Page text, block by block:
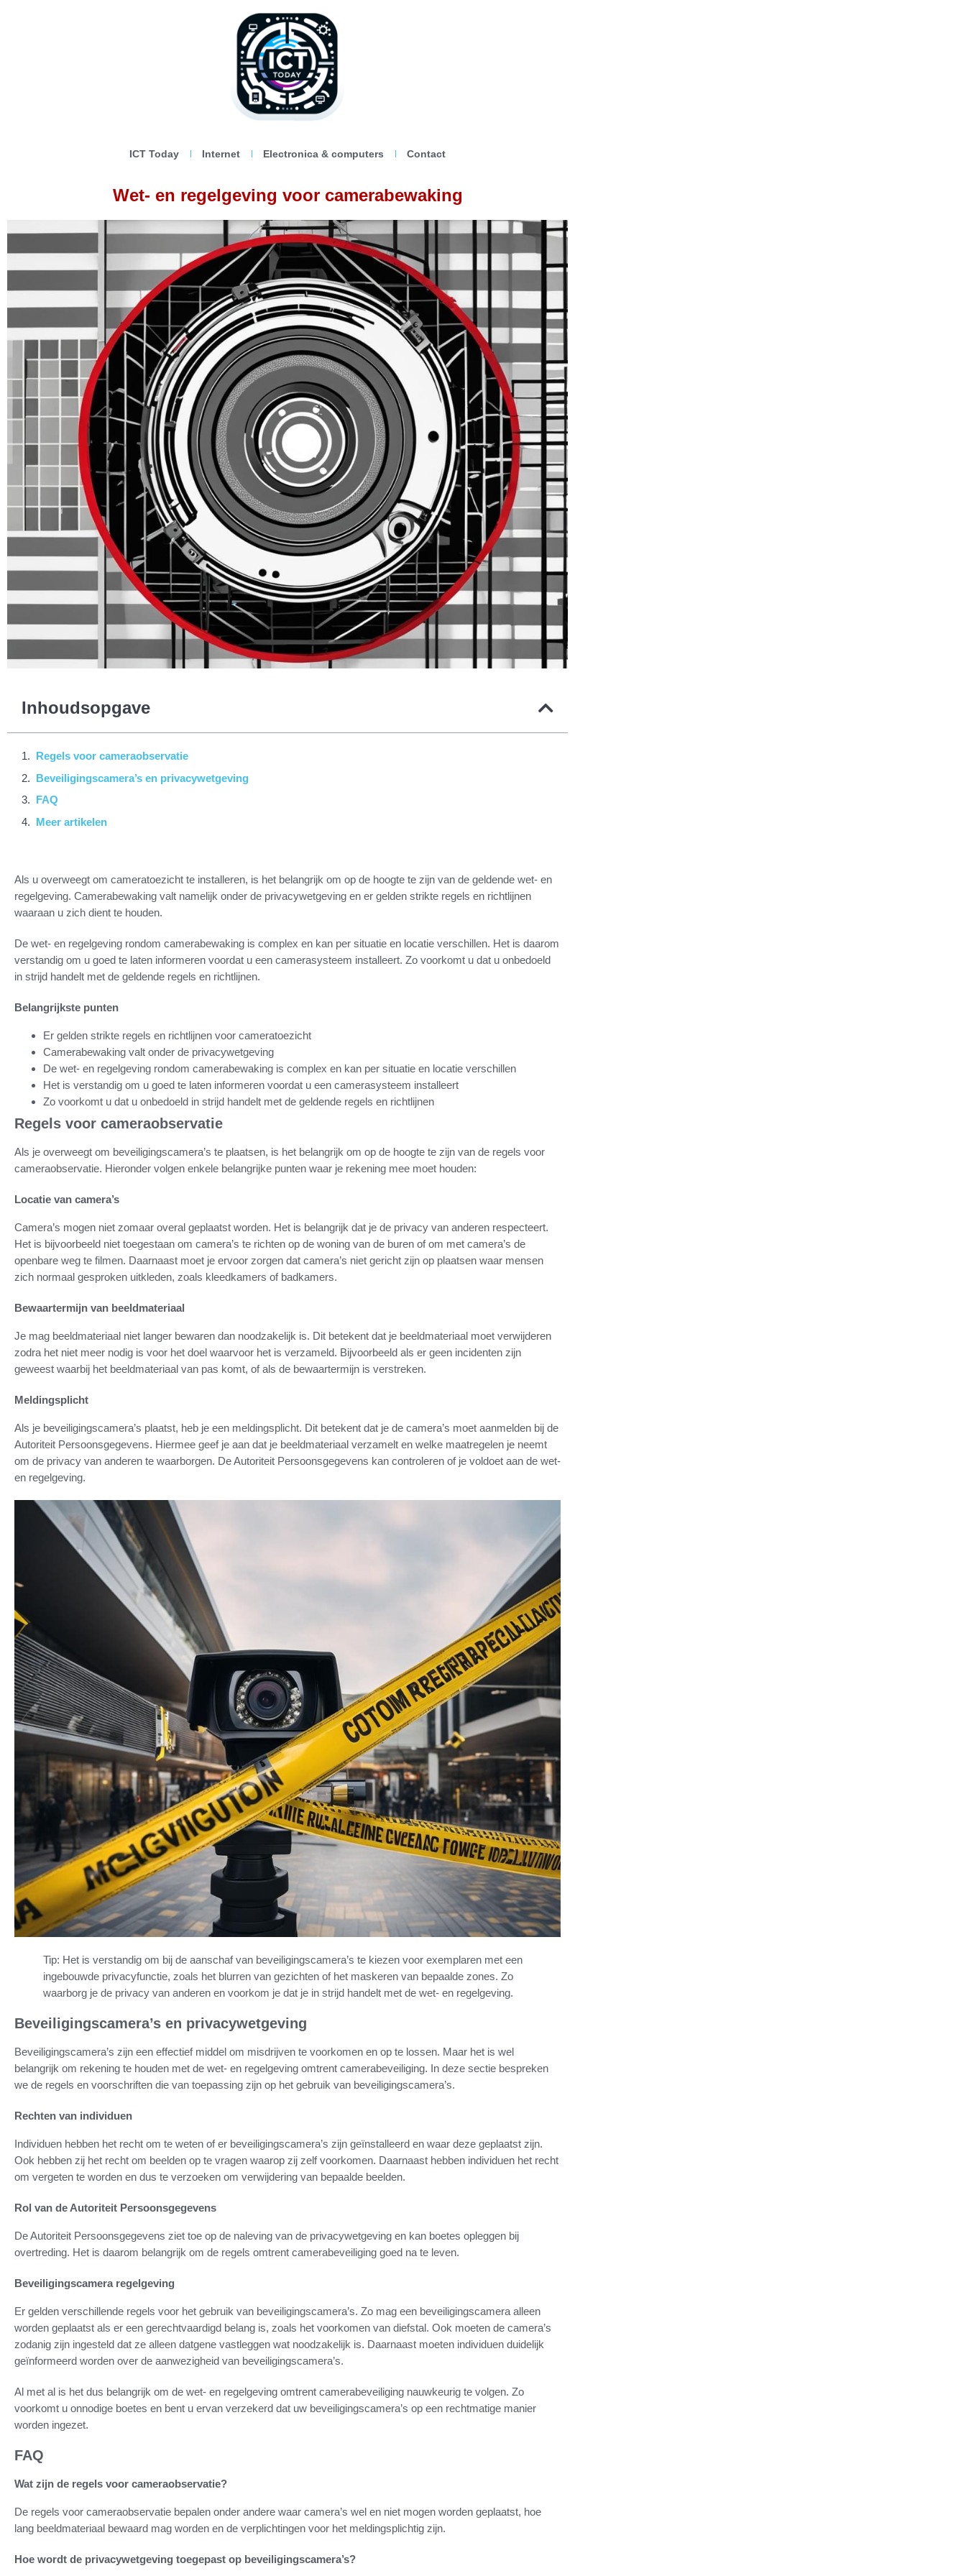
ICT Today Internet Electronica & computers Contact
Wet- en regelgeving voor camerabewaking
Inhoudsopgave
Regels voor cameraobservatie
Beveiligingscamera’s en privacywetgeving
FAQ
Meer artikelen
Als u overweegt om cameratoezicht te installeren, is het belangrijk om op de hoogte te zijn van de geldende wet- en
regelgeving. Camerabewaking valt namelijk onder de privacywetgeving en er gelden strikte regels en richtlijnen
waaraan u zich dient te houden.
De wet- en regelgeving rondom camerabewaking is complex en kan per situatie en locatie verschillen. Het is daarom
verstandig om u goed te laten informeren voordat u een camerasysteem installeert. Zo voorkomt u dat u onbedoeld
in strijd handelt met de geldende regels en richtlijnen.
Belangrijkste punten
Er gelden strikte regels en richtlijnen voor cameratoezicht
Camerabewaking valt onder de privacywetgeving
De wet- en regelgeving rondom camerabewaking is complex en kan per situatie en locatie verschillen
Het is verstandig om u goed te laten informeren voordat u een camerasysteem installeert
Zo voorkomt u dat u onbedoeld in strijd handelt met de geldende regels en richtlijnen
Regels voor cameraobservatie
Als je overweegt om beveiligingscamera’s te plaatsen, is het belangrijk om op de hoogte te zijn van de regels voor
cameraobservatie. Hieronder volgen enkele belangrijke punten waar je rekening mee moet houden:
Locatie van camera’s
Camera’s mogen niet zomaar overal geplaatst worden. Het is belangrijk dat je de privacy van anderen respecteert.
Het is bijvoorbeeld niet toegestaan om camera’s te richten op de woning van de buren of om met camera’s de
openbare weg te filmen. Daarnaast moet je ervoor zorgen dat camera’s niet gericht zijn op plaatsen waar mensen
zich normaal gesproken uitkleden, zoals kleedkamers of badkamers.
Bewaartermijn van beeldmateriaal
Je mag beeldmateriaal niet langer bewaren dan noodzakelijk is. Dit betekent dat je beeldmateriaal moet verwijderen
zodra het niet meer nodig is voor het doel waarvoor het is verzameld. Bijvoorbeeld als er geen incidenten zijn
geweest waarbij het beeldmateriaal van pas komt, of als de bewaartermijn is verstreken.
Meldingsplicht
Als je beveiligingscamera’s plaatst, heb je een meldingsplicht. Dit betekent dat je de camera’s moet aanmelden bij de
Autoriteit Persoonsgegevens. Hiermee geef je aan dat je beeldmateriaal verzamelt en welke maatregelen je neemt
om de privacy van anderen te waarborgen. De Autoriteit Persoonsgegevens kan controleren of je voldoet aan de wet-
en regelgeving.
Tip: Het is verstandig om bij de aanschaf van beveiligingscamera’s te kiezen voor exemplaren met een
ingebouwde privacyfunctie, zoals het blurren van gezichten of het maskeren van bepaalde zones. Zo
waarborg je de privacy van anderen en voorkom je dat je in strijd handelt met de wet- en regelgeving.
Beveiligingscamera’s en privacywetgeving
Beveiligingscamera’s zijn een effectief middel om misdrijven te voorkomen en op te lossen. Maar het is wel
belangrijk om rekening te houden met de wet- en regelgeving omtrent camerabeveiliging. In deze sectie bespreken
we de regels en voorschriften die van toepassing zijn op het gebruik van beveiligingscamera’s.
Rechten van individuen
Individuen hebben het recht om te weten of er beveiligingscamera’s zijn geïnstalleerd en waar deze geplaatst zijn.
Ook hebben zij het recht om beelden op te vragen waarop zij zelf voorkomen. Daarnaast hebben individuen het recht
om vergeten te worden en dus te verzoeken om verwijdering van bepaalde beelden.
Rol van de Autoriteit Persoonsgegevens
De Autoriteit Persoonsgegevens ziet toe op de naleving van de privacywetgeving en kan boetes opleggen bij
overtreding. Het is daarom belangrijk om de regels omtrent camerabeveiliging goed na te leven.
Beveiligingscamera regelgeving
Er gelden verschillende regels voor het gebruik van beveiligingscamera’s. Zo mag een beveiligingscamera alleen
worden geplaatst als er een gerechtvaardigd belang is, zoals het voorkomen van diefstal. Ook moeten de camera’s
zodanig zijn ingesteld dat ze alleen datgene vastleggen wat noodzakelijk is. Daarnaast moeten individuen duidelijk
geïnformeerd worden over de aanwezigheid van beveiligingscamera’s.
Al met al is het dus belangrijk om de wet- en regelgeving omtrent camerabeveiliging nauwkeurig te volgen. Zo
voorkomt u onnodige boetes en bent u ervan verzekerd dat uw beveiligingscamera’s op een rechtmatige manier
worden ingezet.
FAQ
Wat zijn de regels voor cameraobservatie?
De regels voor cameraobservatie bepalen onder andere waar camera’s wel en niet mogen worden geplaatst, hoe
lang beeldmateriaal bewaard mag worden en de verplichtingen voor het meldingsplichtig zijn.
Hoe wordt de privacywetgeving toegepast op beveiligingscamera’s?